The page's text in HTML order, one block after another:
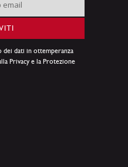
dati in ottemperanza
Privacy e la Protezione